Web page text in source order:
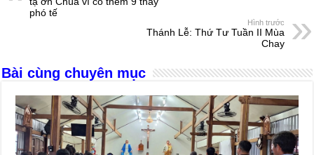
o
k
s
phó tế
Hình trước
Thánh Lễ: Thứ Tư Tuần II Mùa
Chay
Bài cùng chuyên mục